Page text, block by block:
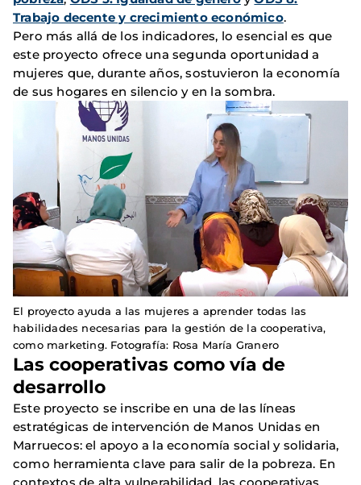
Trabajo decente y crecimiento económico.
Pero más allá de los indicadores, lo esencial es que
este proyecto ofrece una segunda oportunidad a
mujeres que, durante años, sostuvieron la economía
de sus hogares en silencio y en la sombra.
El proyecto ayuda a las mujeres a aprender todas las
habilidades necesarias para la gestión de la cooperativa,
como marketing. Fotografía: Rosa María Granero
Las cooperativas como vía de
desarrollo
Este proyecto se inscribe en una de las líneas
estratégicas de intervención de Manos Unidas en
Marruecos: el apoyo a la economía social y solidaria,
como herramienta clave para salir de la pobreza. En
contextos de alta vulnerabilidad, las cooperativas